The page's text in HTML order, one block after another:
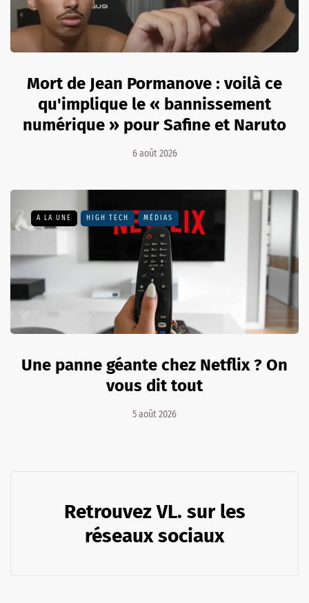
Mort de Jean Pormanove : voilà ce
qu'implique le « bannissement
numérique » pour Safine et Naruto
6 août 2026
A LA UNE HIGH TECH MÉDIAS
Une panne géante chez Netflix ? On
vous dit tout
5 août 2026
Retrouvez VL. sur les
réseaux sociaux